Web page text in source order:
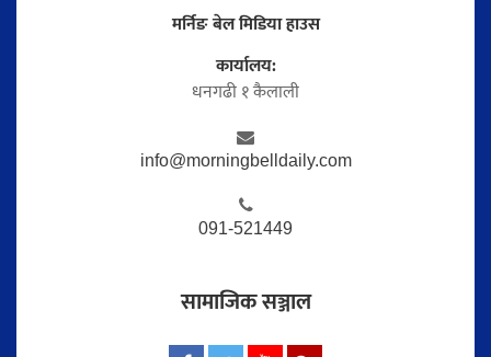
मर्निङ बेल मिडिया हाउस
कार्यालय:
धनगढी १ कैलाली
info@morningbelldaily.com
091-521449
सामाजिक सञ्जाल